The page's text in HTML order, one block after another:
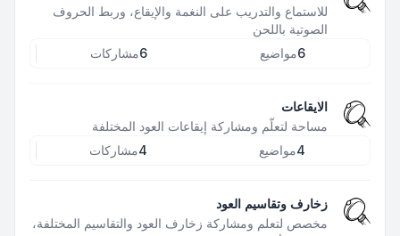
للاستماع والتدريب على النغمة والإيقاع، وربط الحروف
الصوتية باللحن
6مواضيع 6مشاركات
الايقاعات
مساحة لتعلّم ومشاركة إيقاعات العود المختلفة
4مواضيع 4مشاركات
زخارف وتقاسيم العود
مخصص لتعلم ومشاركة زخارف العود والتقاسيم المختلفة،